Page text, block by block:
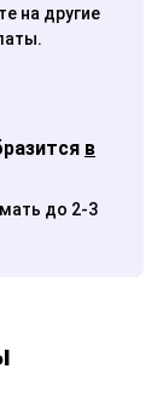
на другие
в
до 2-3